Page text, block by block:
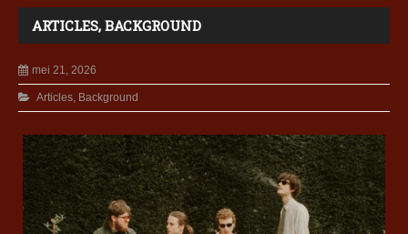
ARTICLES, BACKGROUND
mei 21, 2026
Articles, Background